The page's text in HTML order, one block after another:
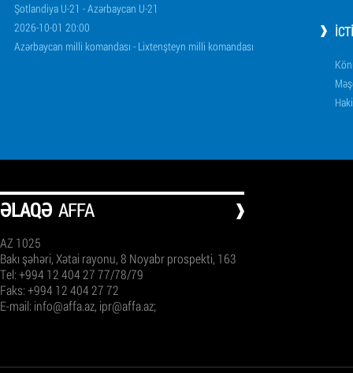
Şotlandiya U-21 - Azərbaycan U-21
2026-10-01 20:00
Azərbaycan milli komandası - Lixtenşteyn milli komandası
ƏLAQƏ AFFA
AZ 1025
Bakı şəhəri, Xətai rayonu, 8 Noyabr prospekti, 163
Tel: +994 12 404 27 77/78/79
Faks: +994 12 404 27 72
E-mail: info@affa.az, ipr@affa.az;